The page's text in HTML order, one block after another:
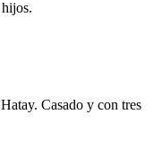
Casado y con tres